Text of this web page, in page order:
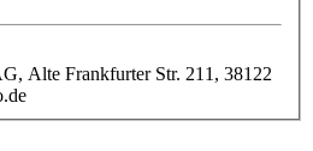
Alte Frankfurter Str. 211, 38122